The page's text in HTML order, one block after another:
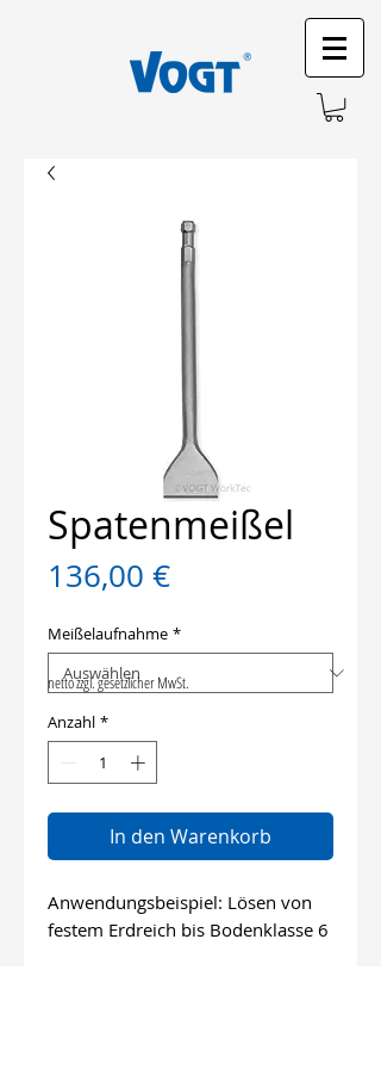
Spatenmeißel
136,00 €Preis
Meißelaufnahme *
Anzahl *
In den Warenkorb
Anwendungsbeispiel: Lösen von
festem Erdreich bis Bodenklasse 6
netto zzgl. gesetzlicher MwSt.